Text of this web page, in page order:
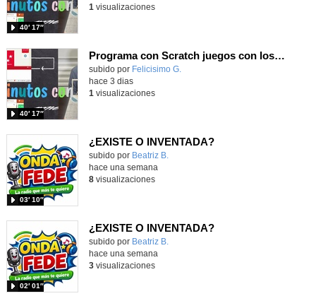
40′ 17″
1 visualizaciones
Programa con Scratch juegos con los partidos del mundial 2026 ganados por España
Contenido educativo.
subido por Felicisimo G.
40′ 17″
hace 3 dias
1 visualizaciones
¿EXISTE O INVENTADA?
Contenido educativo.
subido por Beatriz B.
03′ 10″
hace una semana
8visualizaciones
¿EXISTE O INVENTADA?
Contenido educativo.
subido por Beatriz B.
02′ 01″
hace una semana
3visualizaciones